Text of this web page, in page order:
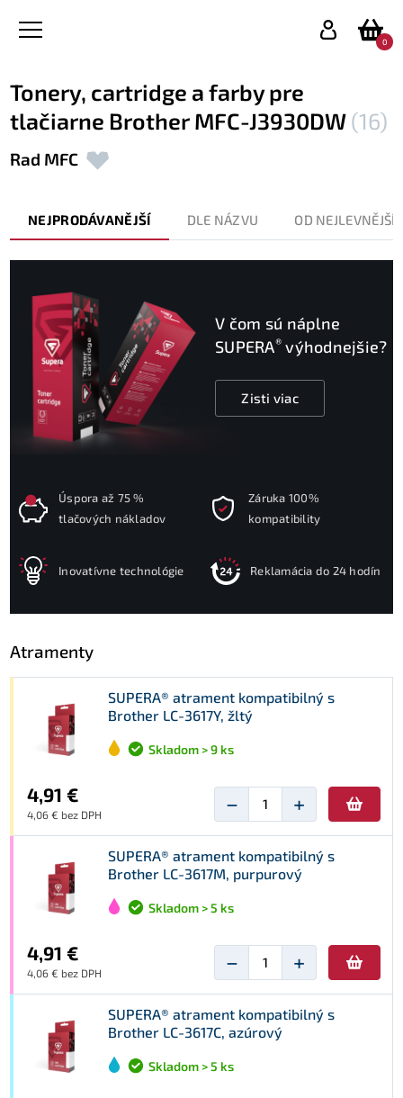
0
Tonery, cartridge a farby pre
tlačiarne Brother MFC-J3930DW (16)
Rad MFC
NEJPRODÁVANĚJŠÍ DLE NÁZVU OD
V čom sú náplne
SUPERA® výhodnejšie?
Zisti viac
Úspora až 75 %
tlačových nákladov
Záruka 100%
kompatibility
Inovatívne technológie Reklamácia do 24 hodín
Atramenty
SUPERA® atrament kompatibilný s
Brother LC-3617Y, žltý
Skladom > 9 ks
4,91 €
4,06 € bez DPH − +
SUPERA® atrament kompatibilný s
Brother LC-3617M, purpurový
Skladom > 5 ks
4,91 €
4,06 € bez DPH − +
SUPERA® atrament kompatibilný s
Brother LC-3617C, azúrový
Skladom > 5 ks